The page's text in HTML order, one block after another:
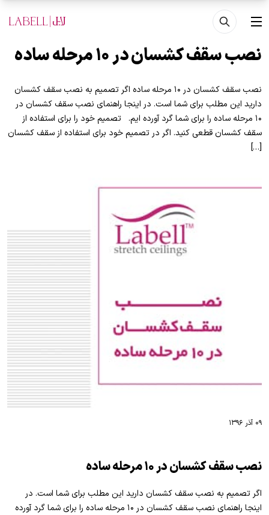
رفتن به محتوای اصلی
منو
نصب سقف کشسان در ۱۰ مرحله ساده
نصب سقف کشسان در ۱۰ مرحله ساده اگر تصمیم به نصب سقف کشسان
دارید این مطلب برای شما است. در اینجا راهنمای نصب سقف کشسان در
۱۰ مرحله ساده را برای شما گرد آورده ایم. تصمیم­ خود را برای استفاده از
سقف کشسان قطعی کنید. اگر در تصمیم خود برای استفاده از سقف کشسان
[…]
۰۹ آذر ۱۳۹۶
نصب سقف کشسان در ۱۰ مرحله ساده
اگر تصمیم به نصب سقف کشسان دارید این مطلب برای شما است. در
اینجا راهنمای نصب سقف کشسان در ۱۰ مرحله ساده را برای شما گرد آورده